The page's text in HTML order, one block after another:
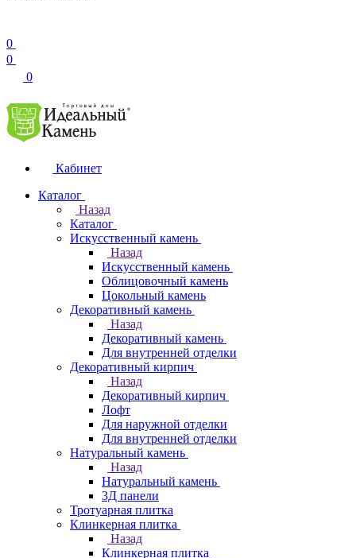
0
0
0
Кабинет
Каталог
Назад
Каталог
Искусственный камень
Назад
Искусственный камень
Облицовочный камень
Цокольный камень
Декоративный камень
Назад
Декоративный камень
Для внутренней отделки
Декоративный кирпич
Назад
Декоративный кирпич
Лофт
Для наружной отделки
Для внутренней отделки
Натуральный камень
Назад
Натуральный камень
3Д панели
Тротуарная плитка
Клинкерная плитка
Назад
Клинкерная плитка